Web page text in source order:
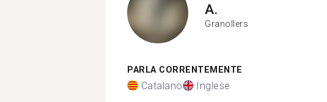
A.
Granollers
PARLA CORRENTEMENTE
Catalano Inglese